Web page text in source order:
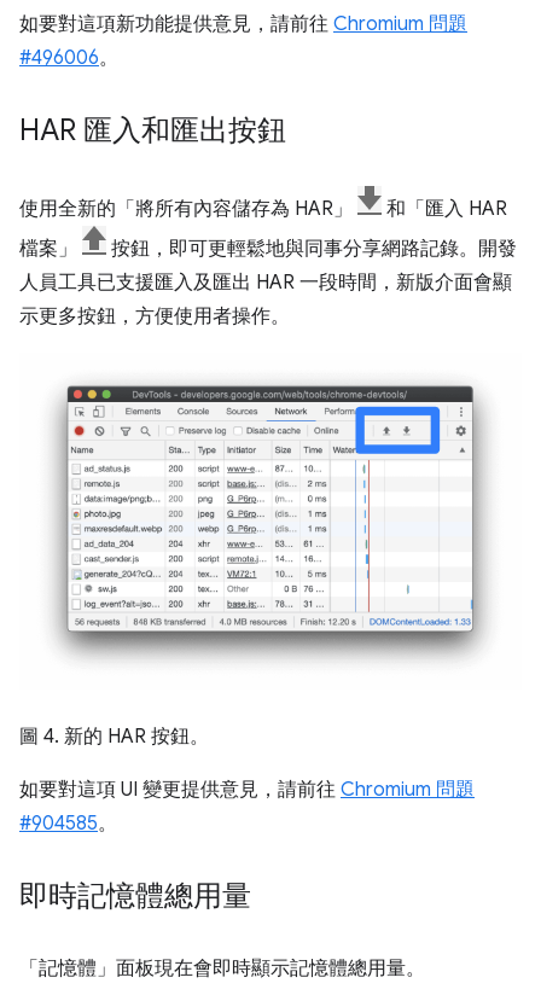
如要對這項新功能提供意見，請前往 Chromium 問題
#496006。
HAR 匯入和匯出按鈕
使用全新的「將所有內容儲存為 HAR」
和「匯入 HAR
檔案」
按鈕，即可更輕鬆地與同事分享網路記錄。開發
人員工具已支援匯入及匯出 HAR 一段時間，新版介面會顯
示更多按鈕，方便使用者操作。
圖 4. 新的 HAR 按鈕。
如要對這項 UI 變更提供意見，請前往 Chromium 問題
#904585。
即時記憶體總用量
「記憶體」面板現在會即時顯示記憶體總用量。